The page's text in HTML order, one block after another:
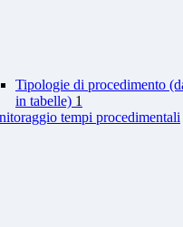
Tipologie di procedimento
in tabelle) 1
tempi procedimentali